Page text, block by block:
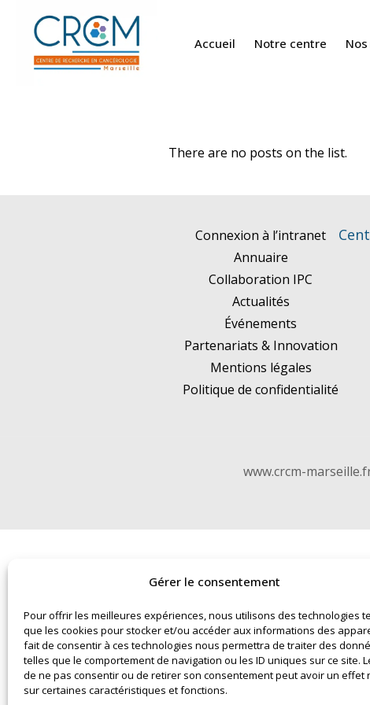
Gérer le consentement
Pour offrir les meilleures expériences, nous utilisons des technologies
que les cookies pour stocker et/ou accéder aux informations des
fait de consentir à ces technologies nous permettra de traiter des
telles que le comportement de navigation ou les ID uniques sur ce site.
de ne pas consentir ou de retirer son consentement peut avoir un effet
sur certaines caractéristiques et fonctions.
Accueil Notre centre
There are no posts on the list.
Connexion à l’intranet
Annuaire
Collaboration IPC
Actualités
Événements
Partenariats & Innovation
Mentions légales
Politique de confidentialité
www.crcm-